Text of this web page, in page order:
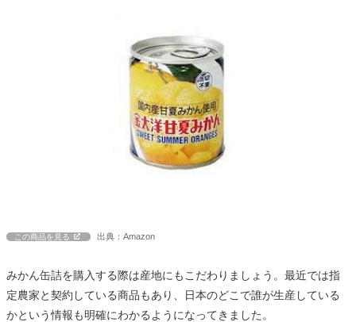
この商品を見る 出典：Amazon
みかん缶詰を購入する際は産地にもこだわりましょう。最近では指
定農家と契約している商品もあり、日本のどこで誰が生産している
かという情報も明確にわかるようになってきました。